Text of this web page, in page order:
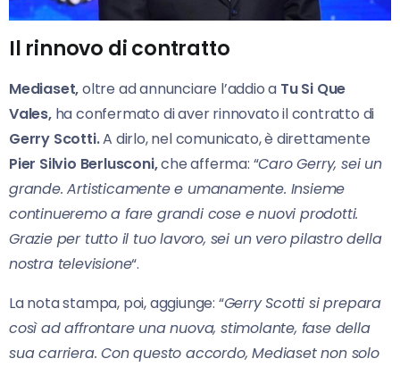
Il rinnovo di contratto
Mediaset,oltre ad annunciare l’addio a Tu Si Que
Vales,ha confermato di aver rinnovato il contratto di
Gerry Scotti.A dirlo, nel comunicato, è direttamente
Pier Silvio Berlusconi,che afferma: “Caro Gerry, sei un
grande. Artisticamente e umanamente. Insieme
continueremo a fare grandi cose e nuovi prodotti.
Grazie per tutto il tuo lavoro, sei un vero pilastro della
nostra televisione“.
La nota stampa, poi, aggiunge: “Gerry Scotti si prepara
così ad affrontare una nuova, stimolante, fase della
sua carriera. Con questo accordo, Mediaset non solo